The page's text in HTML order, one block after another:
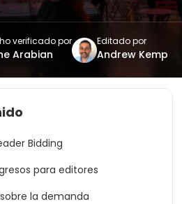
verificado por
Arabian
Editado por
Andrew Kemp
Bidding
para editores
la demanda